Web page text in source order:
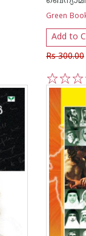
Green
Add to
Rs 300.00
3
2
1